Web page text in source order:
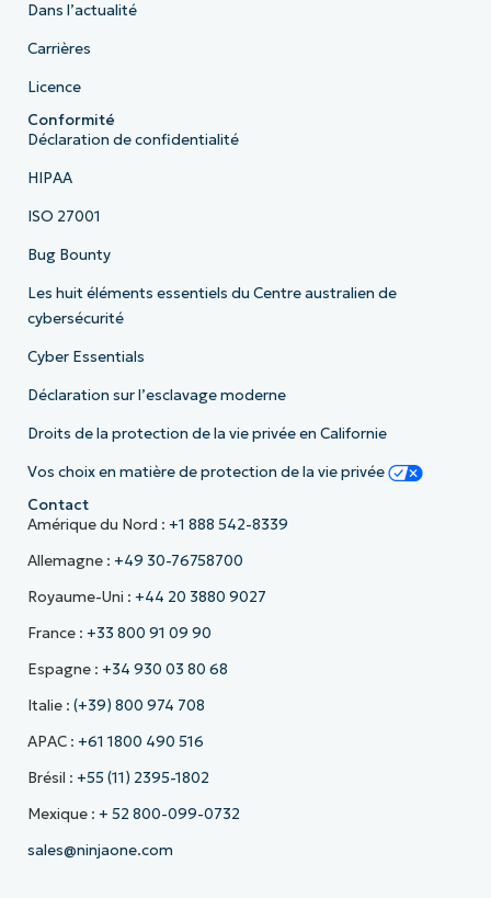
Dans l’actualité
Carrières
Licence
Conformité
Déclaration de confidentialité
HIPAA
ISO 27001
Bug Bounty
Les huit éléments essentiels du Centre australien de
cybersécurité
Cyber Essentials
Déclaration sur l’esclavage moderne
Droits de la protection de la vie privée en Californie
Vos choix en matière de protection de la vie privée
Contact
Amérique du Nord : +1 888 542-8339
Allemagne : +49 30-76758700
Royaume-Uni : +44 20 3880 9027
France : +33 800 91 09 90
Espagne : +34 930 03 80 68
Italie : (+39) 800 974 708
APAC : +61 1800 490 516
Brésil : +55 (11) 2395-1802
Mexique : + 52 800-099-0732
sales@ninjaone.com